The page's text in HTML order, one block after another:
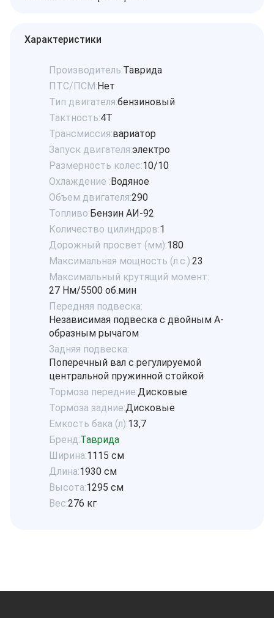
Характеристики
Производитель:Таврида
ПТС/ПСМ:Нет
Тип двигателя:бензиновый
Тактность:4Т
Трансмиссия:вариатор
Запуск двигателя:электро
Размерность колес:10/10
Охлаждение :Водяное
Объем двигателя:290
Топливо:Бензин АИ-92
Количество цилиндров:1
Дорожный просвет (мм):180
Максимальная мощность (л.с.):23
Максимальный крутящий момент:
27 Hм/5500 об.мин
Передняя подвеска:
Независимая подвеска с двойным А-
образным рычагом
Задняя подвеска:
Поперечный вал с регулируемой
центральной пружинной стойкой
Тормоза передние:Дисковые
Тормоза задние:Дисковые
Емкость бака (л):13,7
Бренд:Таврида
Ширина:1115 см
Длина:1930 см
Высота:1295 см
Вес:276 кг